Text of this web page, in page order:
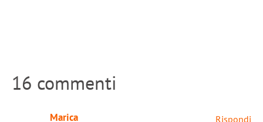
16 commenti
Marica Rispondi